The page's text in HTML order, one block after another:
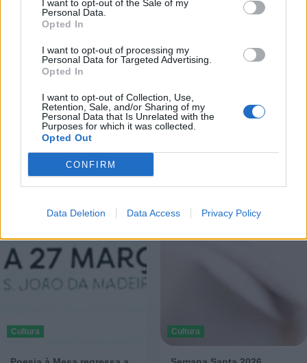
I want to opt-out of the Sale of my
Personal Data.
Opted In
I want to opt-out of processing my
Personal Data for Targeted Advertising.
Opted In
I want to opt-out of Collection, Use,
Retention, Sale, and/or Sharing of my
Personal Data that Is Unrelated with the
Purposes for which it was collected.
Opted Out
CONFIRM
Data Deletion Data Access Privacy Policy
Cultura Cultura